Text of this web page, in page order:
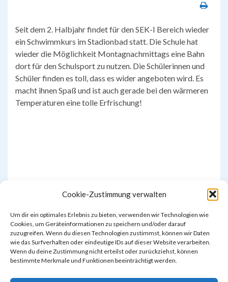
Cookie-Zustimmung verwalten
Um dir ein optimales Erlebnis zu bieten, verwenden wir Technologien wie
Cookies, um Geräteinformationen zu speichern und/oder darauf
zuzugreifen. Wenn du diesen Technologien zustimmst, können wir Daten
wie das Surfverhalten oder eindeutige IDs auf dieser Website verarbeiten.
Wenn du deine Zustimmung nicht erteilst oder zurückziehst, können
bestimmte Merkmale und Funktionen beeinträchtigt werden.
Seit dem 2. Halbjahr findet für den SEK-I Bereich wieder
ein Schwimmkurs im Stadionbad statt. Die Schule hat
wieder die Möglichkeit Montagnachmittags eine Bahn
dort für den Schulsport zu nutzen. Die Schülerinnen und
Schüler finden es toll, dass es wider angeboten wird. Es
macht ihnen Spaß und ist auch gerade bei den wärmeren
Temperaturen eine tolle Erfrischung!